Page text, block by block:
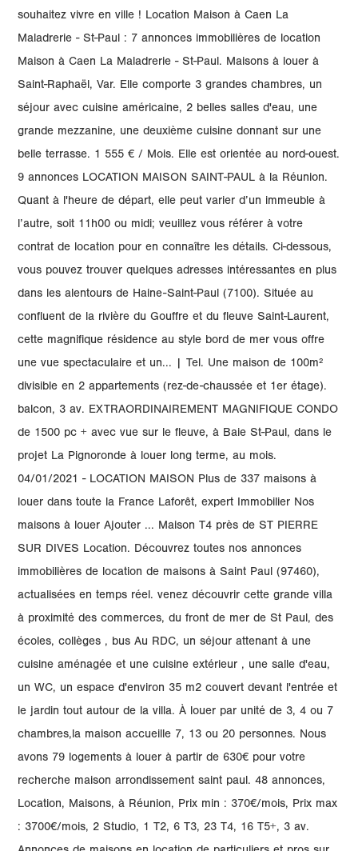
souhaitez vivre en ville ! Location Maison à Caen La
Maladrerie - St-Paul : 7 annonces immobilières de location
Maison à Caen La Maladrerie - St-Paul. Maisons à louer à
Saint-Raphaël, Var. Elle comporte 3 grandes chambres, un
séjour avec cuisine américaine, 2 belles salles d'eau, une
grande mezzanine, une deuxième cuisine donnant sur une
belle terrasse. 1 555 € / Mois. Elle est orientée au nord-ouest.
9 annonces LOCATION MAISON SAINT-PAUL à la Réunion.
Quant à l'heure de départ, elle peut varier d’un immeuble à
l’autre, soit 11h00 ou midi; veuillez vous référer à votre
contrat de location pour en connaître les détails. Ci-dessous,
vous pouvez trouver quelques adresses intéressantes en plus
dans les alentours de Haine-Saint-Paul (7100). Située au
confluent de la rivière du Gouffre et du fleuve Saint-Laurent,
cette magnifique résidence au style bord de mer vous offre
une vue spectaculaire et un... | Tel. Une maison de 100m²
divisible en 2 appartements (rez-de-chaussée et 1er étage).
balcon, 3 av. EXTRAORDINAIREMENT MAGNIFIQUE CONDO
de 1500 pc + avec vue sur le fleuve, à Baie St-Paul, dans le
projet La Pignoronde à louer long terme, au mois.
04/01/2021 - LOCATION MAISON Plus de 337 maisons à
louer dans toute la France Laforêt, expert Immobilier Nos
maisons à louer Ajouter ... Maison T4 près de ST PIERRE
SUR DIVES Location. Découvrez toutes nos annonces
immobilières de location de maisons à Saint Paul (97460),
actualisées en temps réel. venez découvrir cette grande villa
à proximité des commerces, du front de mer de St Paul, des
écoles, collèges , bus Au RDC, un séjour attenant à une
cuisine aménagée et une cuisine extérieur , une salle d'eau,
un WC, un espace d'environ 35 m2 couvert devant l'entrée et
le jardin tout autour de la villa. À louer par unité de 3, 4 ou 7
chambres,la maison accueille 7, 13 ou 20 personnes. Nous
avons 79 logements à louer à partir de 630€ pour votre
recherche maison arrondissement saint paul. 48 annonces,
Location, Maisons, à Réunion, Prix min : 370€/mois, Prix max
: 3700€/mois, 2 Studio, 1 T2, 6 T3, 23 T4, 16 T5+, 3 av.